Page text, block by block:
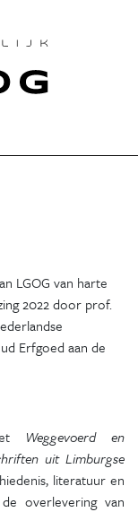
LGOG van harte
2022 door prof.
Erfgoed aan de
Weggevoerd en
uit Limburgse
literatuur en
overlevering van